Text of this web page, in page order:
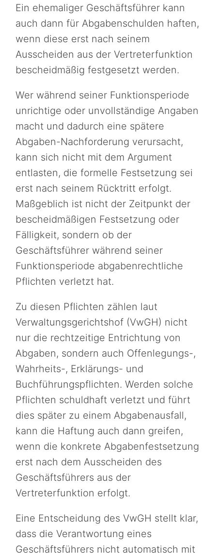
Ein ehemaliger Geschäftsführer kann
auch dann für Abgabenschulden haften,
wenn diese erst nach seinem
Ausscheiden aus der Vertreterfunktion
bescheidmäßig festgesetzt werden.
Wer während seiner Funktionsperiode
unrichtige oder unvollständige Angaben
macht und dadurch eine spätere
Abgaben-Nachforderung verursacht,
kann sich nicht mit dem Argument
entlasten, die formelle Festsetzung sei
erst nach seinem Rücktritt erfolgt.
Maßgeblich ist nicht der Zeitpunkt der
bescheidmäßigen Festsetzung oder
Fälligkeit, sondern ob der
Geschäftsführer während seiner
Funktionsperiode abgabenrechtliche
Pflichten verletzt hat.
Zu diesen Pflichten zählen laut
Verwaltungsgerichtshof (VwGH) nicht
nur die rechtzeitige Entrichtung von
Abgaben, sondern auch Offenlegungs-,
Wahrheits-, Erklärungs- und
Buchführungspflichten. Werden solche
Pflichten schuldhaft verletzt und führt
dies später zu einem Abgabenausfall,
kann die Haftung auch dann greifen,
wenn die konkrete Abgabenfestsetzung
erst nach dem Ausscheiden des
Geschäftsführers aus der
Vertreterfunktion erfolgt.
Eine Entscheidung des VwGH stellt klar,
dass die Verantwortung eines
Geschäftsführers nicht automatisch mit